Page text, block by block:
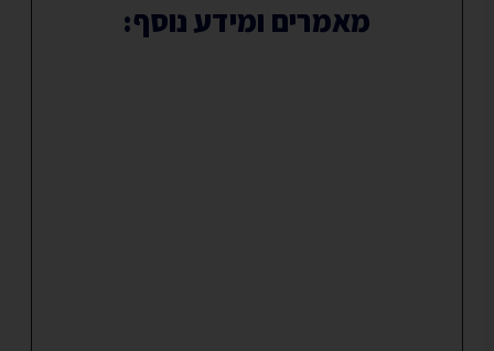
מאמרים ומידע נוסף: